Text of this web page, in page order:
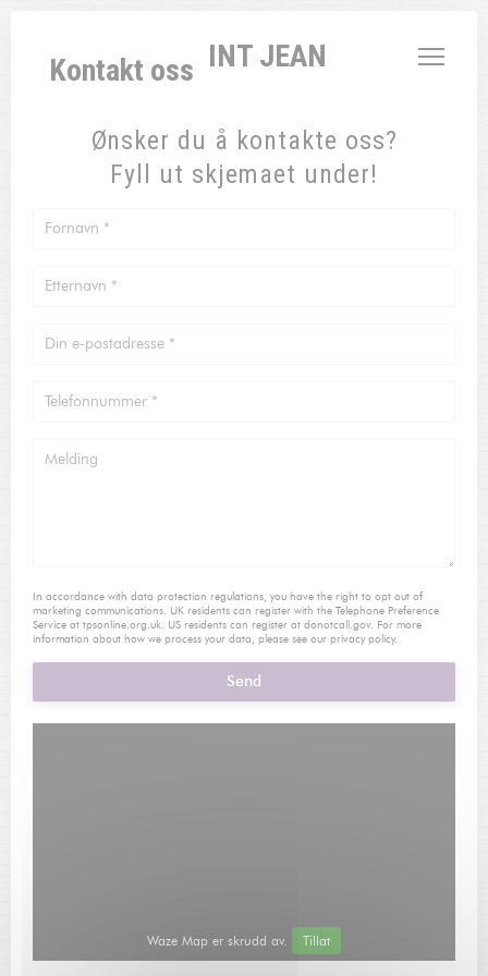
L'AUBERGE SAINT JEAN
Kontakt oss
Ønsker du å kontakte oss?
Fyll ut skjemaet under!
In accordance with data protection regulations, you have the right to opt out of
marketing communications. UK residents can register with the Telephone Preference
Service at tpsonline.org.uk. US residents can register at donotcall.gov. For more
information about how we process your data, please see our privacy policy.
Waze Map er skrudd av. Tillat